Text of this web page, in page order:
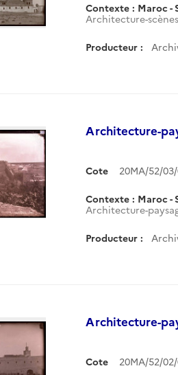
Contexte : Maroc -
Architecture-
Producteur :
Architecture-
Cote 20MA/52/
Contexte : Maroc -
Architecture-
Producteur :
Architecture-
Cote 20MA/52/